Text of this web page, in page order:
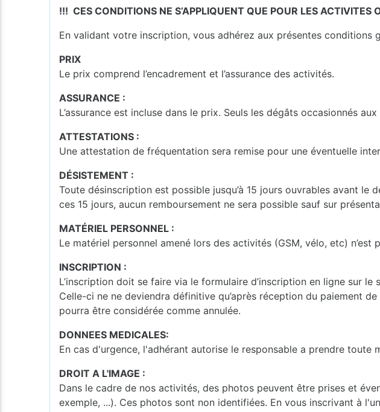
!!! CES CONDITIONS NE S’APPLIQUENT QUE POUR LES ACTIVITES
En validant votre inscription, vous adhérez aux présentes conditions
PRIX
Le prix comprend l’encadrement et l’assurance des activités.
ASSURANCE :
L’assurance est incluse dans le prix. Seuls les dégâts occasionnés
ATTESTATIONS :
Une attestation de fréquentation sera remise pour une éventuelle
DÉSISTEMENT :
Toute désinscription est possible jusqu’à 15 jours ouvrables avant
ces 15 jours, aucun remboursement ne sera possible sauf sur
MATÉRIEL PERSONNEL :
Le matériel personnel amené lors des activités (GSM, vélo, etc)
INSCRIPTION :
L’inscription doit se faire via le formulaire d’inscription en ligne sur le
Celle-ci ne ne deviendra définitive qu’après réception du paiement
pourra être considérée comme annulée.
DONNEES MEDICALES:
En cas d'urgence, l'adhérant autorise le responsable a prendre toute
DROIT A L'IMAGE :
Dans le cadre de nos activités, des photos peuvent être prises et
exemple, ...). Ces photos sont non identifiées. En vous inscrivant à